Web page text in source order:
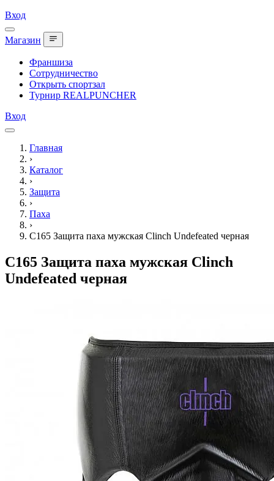
Вход
Магазин
Франшиза
Сотрудничество
Открыть спортзал
Турнир REALPUNCHER
Вход
Главная
›
Каталог
›
Защита
›
Паха
›
C165 Защита паха мужская Clinch Undefeated черная
C165 Защита паха мужская Clinch
Undefeated черная